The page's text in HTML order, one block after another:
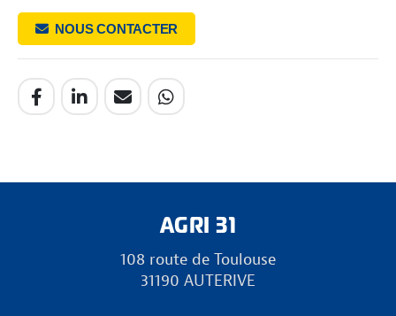
NOUS CONTACTER
AGRI 31
108 route de Toulouse
31190 AUTERIVE